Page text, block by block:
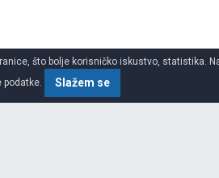
što bolje korisničko iskustvo, statistika.
podatke. Slažem se